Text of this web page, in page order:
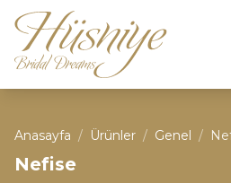
Anasayfa / Ürünler / Genel /
Nefise